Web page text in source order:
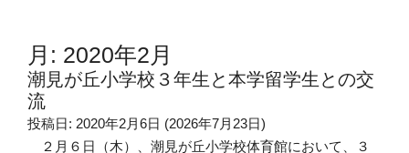
月: 2020年2月
潮見が丘小学校３年生と本学留学生との交
流
投稿日: 2020年2月6日 (2026年7月23日)
２月６日（木）、潮見が丘小学校体育館において、３